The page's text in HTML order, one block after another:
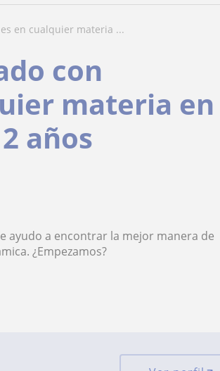
en cualquier materia ...
con
materia en
años
ayudo a encontrar la mejor manera de
¿Empezamos?